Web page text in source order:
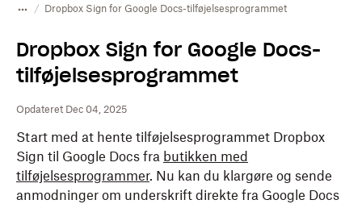
Dropbox Sign for Google Docs-tilføjelsesprogrammet
Dropbox Sign for Google Docs-
tilføjelsesprogrammet
Opdateret Dec 04, 2025
Start med at hente tilføjelsesprogrammet Dropbox
Sign til Google Docs fra butikken med
tilføjelsesprogrammer. Nu kan du klargøre og sende
anmodninger om underskrift direkte fra Google Docs